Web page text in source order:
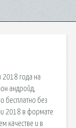
2018 года на
андройд,
бесплатно без
2018 в формате
качестве и в